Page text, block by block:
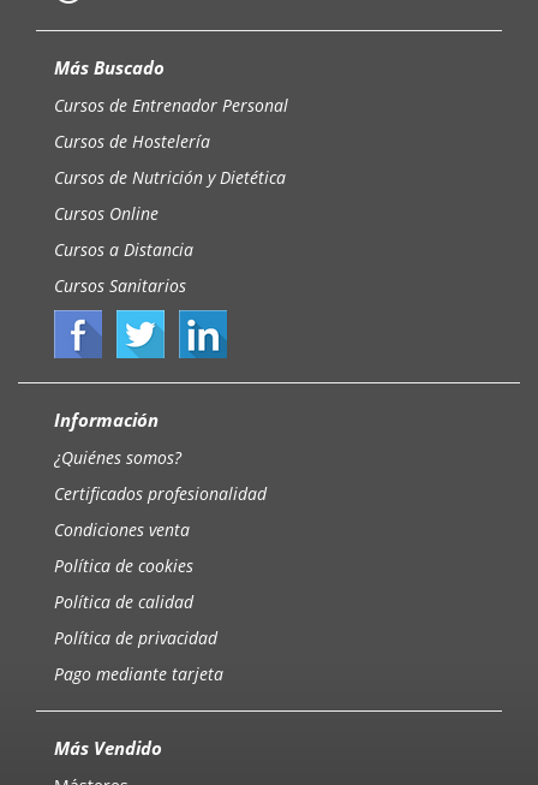
Más Buscado
Cursos de Entrenador Personal
Cursos de Hostelería
Cursos de Nutrición y Dietética
Cursos Online
Cursos a Distancia
Cursos Sanitarios
Información
¿Quiénes somos?
Certificados profesionalidad
Condiciones venta
Política de cookies
Política de calidad
Política de privacidad
Pago mediante tarjeta
Más Vendido